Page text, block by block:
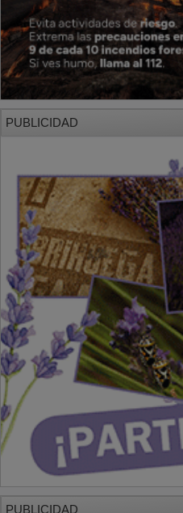
PUBLICIDAD
PUBLICIDAD